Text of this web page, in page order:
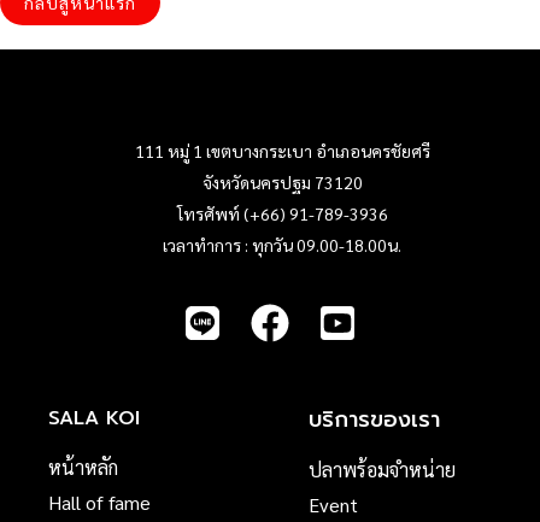
111 หมู่ 1 เขตบางกระเบา อำเภอนครชัยศรี
จังหวัดนครปฐม 73120
โทรศัพท์ (+66) 91-789-3936
เวลาทำการ : ทุกวัน 09.00-18.00น.
SALA KOI
หน้าหลัก
Hall of fame
บริการของเรา
ปลาพร้อมจำหน่าย
Event